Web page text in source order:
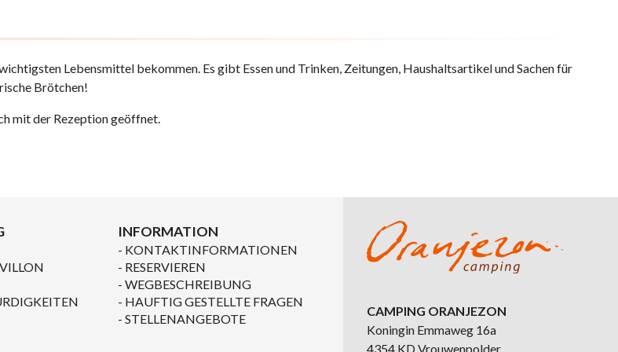
Lebensmittel bekommen. Es gibt Essen und Trinken, Zeitungen, Haushaltsartikel und Sachen für
Brötchen!
mit der Rezeption geöffnet.
INFORMATION
KONTAKTINFORMATIONEN
RESERVIEREN
WEGBESCHREIBUNG
HAUFTIG GESTELLTE FRAGEN
STELLENANGEBOTE
CAMPING ORANJEZON
Koningin Emmaweg 16a
4354 KD Vrouwenpolder